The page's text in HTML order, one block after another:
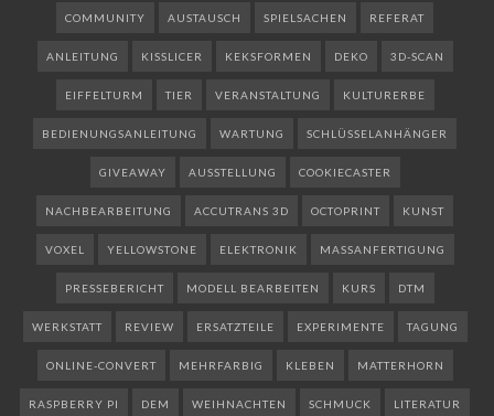
COMMUNITY AUSTAUSCH SPIELSACHEN REFERAT
ANLEITUNG KISSLICER KEKSFORMEN DEKO 3D-SCAN
EIFFELTURM TIER VERANSTALTUNG KULTURERBE
BEDIENUNGSANLEITUNG WARTUNG SCHLÜSSELANHÄNGER
GIVEAWAY AUSSTELLUNG COOKIECASTER
NACHBEARBEITUNG ACCUTRANS 3D OCTOPRINT KUNST
VOXEL YELLOWSTONE ELEKTRONIK MASSANFERTIGUNG
PRESSEBERICHT MODELL BEARBEITEN KURS DTM
WERKSTATT REVIEW ERSATZTEILE EXPERIMENTE TAGUNG
ONLINE-CONVERT MEHRFARBIG KLEBEN MATTERHORN
RASPBERRY PI DEM WEIHNACHTEN SCHMUCK LITERATUR